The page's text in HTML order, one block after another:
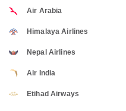
Air Arabia
Himalaya Airlines
Nepal Airlines
Air India
Etihad Airways